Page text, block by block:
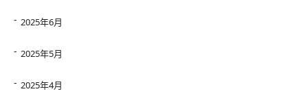
2025年6月
2025年5月
2025年4月